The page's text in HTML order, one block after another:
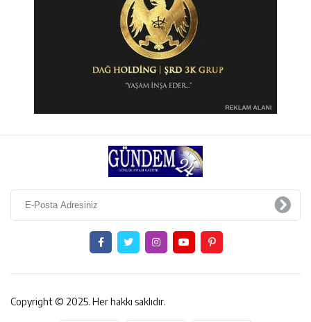
Copyright © 2025. Her hakkı saklıdır.